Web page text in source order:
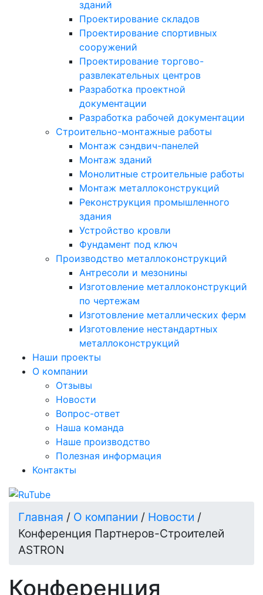
зданий
Проектирование складов
Проектирование спортивных
сооружений
Проектирование торгово-
развлекательных центров
Разработка проектной
документации
Разработка рабочей документации
Строительно-монтажные работы
Монтаж сэндвич-панелей
Монтаж зданий
Монолитные строительные работы
Монтаж металлоконструкций
Реконструкция промышленного
здания
Устройство кровли
Фундамент под ключ
Производство металлоконструкций
Антресоли и мезонины
Изготовление металлоконструкций
по чертежам
Изготовление металлических ферм
Изготовление нестандартных
металлоконструкций
Наши проекты
О компании
Отзывы
Новости
Вопрос-ответ
Наша команда
Наше производство
Полезная информация
Контакты
Главная / О компании / Новости /
Конференция Партнеров-Строителей
ASTRON
Конференция